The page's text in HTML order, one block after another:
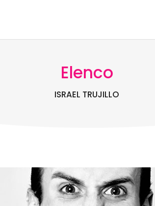
Elenco
ISRAEL TRUJILLO